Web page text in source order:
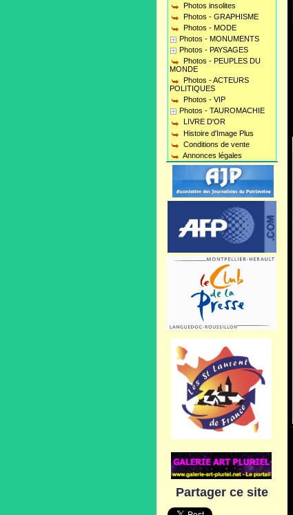
Photos insolites
Photos - GRAPHISME
Photos - MODE
Photos - MONUMENTS
Photos - PAYSAGES
Photos - PEUPLES DU
MONDE
Photos - ACTEURS
POLITIQUES
Photos - VIP
Photos - TAUROMACHIE
LIVRE D'OR
Histoire d'Image Plus
Conditions de vente
Annonces légales
Partager ce site